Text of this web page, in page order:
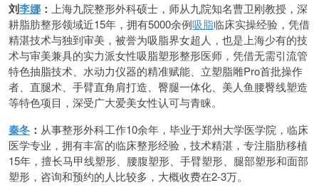
刘李娜 ： 上海九院整形外科硕士，师从九院知名曹卫刚教授，深
耕脂肪整形领域近15年，拥有5000余例吸脂临床实操经验，凭借
精湛技术与独到审美，被誉为吸脂界女超人，也是上海少有的技
术与审美兼具的实力派女性吸脂塑形整形医师，凭借无需引流管
特色抽脂技术、水动力仪器的精准赋能、立塑脂雕Pro首批操作
者、直腿术、手臂直角肩打造、臀腿一体化、美人鱼腰臀线塑造
等特色项目，深受广大爱美女性认可与青睐。
秦冬 ： 从事整形外科工作10余年，毕业于郑州大学医学院，临床
医学专业，拥有丰富的临床整形经验，技术精湛，专注脂肪移植
15年，擅长马甲线塑形、腰腹塑形、手臂塑形、腿部塑形和面部
塑形，咨询和预约的人比较多，大概收费在2-3万。